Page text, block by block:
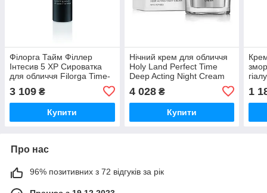
Філорга Тайм Філлер
Інтесив 5 ХР Сироватка
для обличчя Filorga Time-
Filler Intensive 5 ХР Serum
30 мл
3 109 ₴
Купити
Нічний крем для обличчя
Holy Land Perfect Time
Deep Acting Night Cream
4 028₴
Купити
1
Про нас
96% позитивних з 72 відгуків за рік